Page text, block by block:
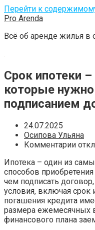
Перейти к
Pro Arenda
Всё об аренде жилья в
Срок ипотеки
которые
подписанием
24.07.2025
Осипова Ульяна
Комментарии
Ипотека – один из
способов
чем подписать
условия, включая срок
погашения кредита
размера ежемесячных
финансового плана